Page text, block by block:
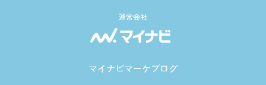
運営会社
マイナビマーケブログ